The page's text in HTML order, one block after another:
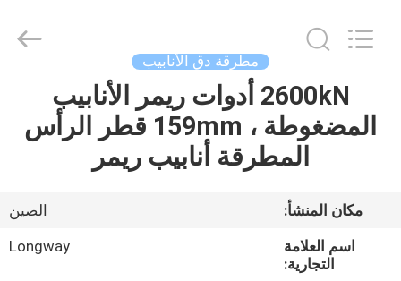
الصفحة
الرئيسية
فيديوهات
مطرقة دق الأنابيب
2600kN أدوات ريمر الأنابيب
المضغوطة ، 159mm قطر الرأس
المطرقة أنابيب ريمر
مكان المنشأ:
الصين
اسم العلامة
التجارية:
Longway